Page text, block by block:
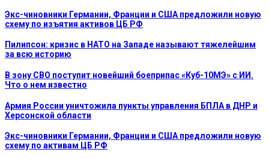
Экс-чиновники Германии, Франции и США предложили новую
схему по изъятия активов ЦБ РФ
Пилипсон: кризис в НАТО на Западе называют тяжелейшим
за всю историю
В зону СВО поступит новейший боеприпас «Куб-10МЭ» с ИИ.
Что о нем известно
Армия России уничтожила пункты управления БПЛА в ДНР и
Херсонской области
Экс-чиновники Германии, Франции и США предложили новую
схему по активам ЦБ РФ